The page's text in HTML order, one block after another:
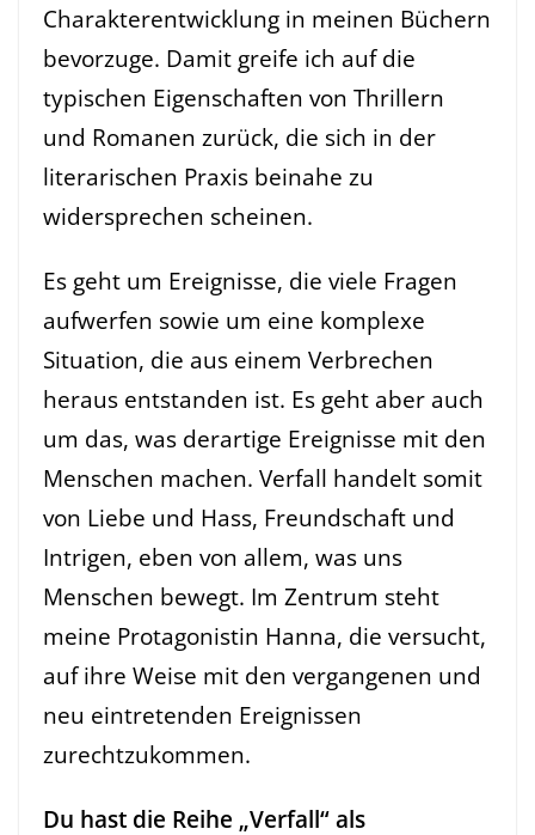
Charakterentwicklung in meinen Büchern
bevorzuge. Damit greife ich auf die
typischen Eigenschaften von Thrillern
und Romanen zurück, die sich in der
literarischen Praxis beinahe zu
widersprechen scheinen.
Es geht um Ereignisse, die viele Fragen
aufwerfen sowie um eine komplexe
Situation, die aus einem Verbrechen
heraus entstanden ist. Es geht aber auch
um das, was derartige Ereignisse mit den
Menschen machen. Verfall handelt somit
von Liebe und Hass, Freundschaft und
Intrigen, eben von allem, was uns
Menschen bewegt. Im Zentrum steht
meine Protagonistin Hanna, die versucht,
auf ihre Weise mit den vergangenen und
neu eintretenden Ereignissen
zurechtzukommen.
Du hast die Reihe „Verfall“ als